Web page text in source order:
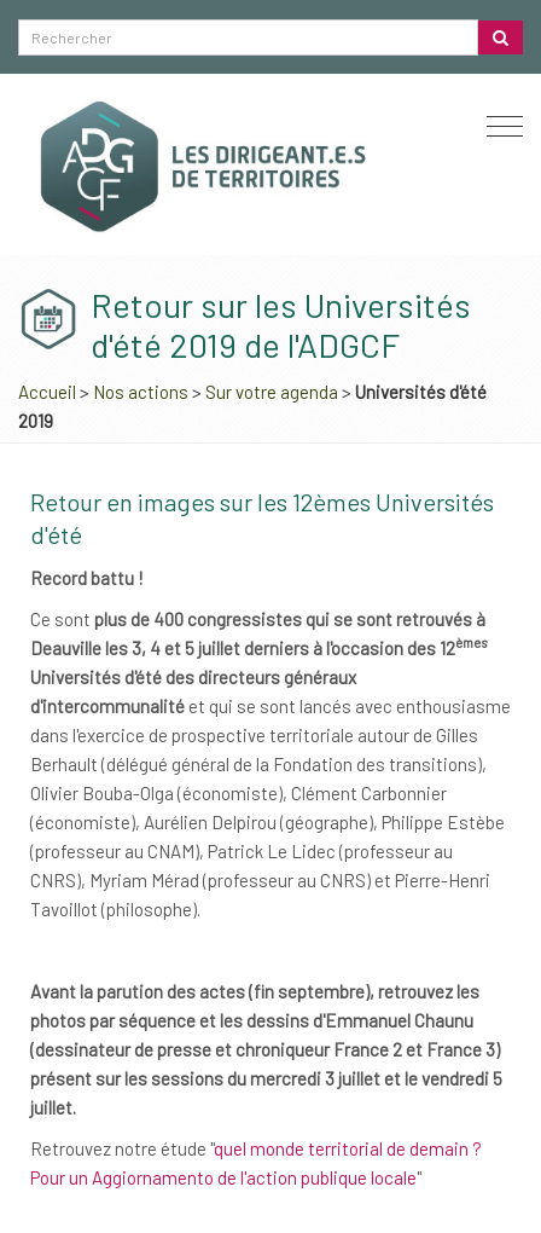
Retour sur les Universités
d'été 2019 de l'ADGCF
Accueil > Nos actions > Sur votre agenda > Universités d'été
2019
Retour en images sur les 12èmes Universités
d'été
Record battu !
Ce sont plus de 400 congressistes qui se sont retrouvés à
Deauville les 3, 4 et 5 juillet derniers à l'occasion des 12èmes
Universités d'été des directeurs généraux
d'intercommunalité et qui se sont lancés avec enthousiasme
dans l'exercice de prospective territoriale autour de Gilles
Berhault (délégué général de la Fondation des transitions),
Olivier Bouba-Olga (économiste), Clément Carbonnier
(économiste), Aurélien Delpirou (géographe), Philippe Estèbe
(professeur au CNAM), Patrick Le Lidec (professeur au
CNRS), Myriam Mérad (professeur au CNRS) et Pierre-Henri
Tavoillot (philosophe).
Avant la parution des actes (fin septembre), retrouvez les
photos par séquence et les dessins d'Emmanuel Chaunu
(dessinateur de presse et chroniqueur France 2 et France 3)
présent sur les sessions du mercredi 3 juillet et le vendredi 5
juillet.
Retrouvez notre étude "quel monde territorial de demain ?
Pour un Aggiornamento de l'action publique locale"